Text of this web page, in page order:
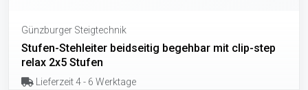
Günzburger Steigtechnik
Stufen-Stehleiter beidseitig begehbar mit clip-step
relax 2x5 Stufen
Lieferzeit 4 - 6 Werktage